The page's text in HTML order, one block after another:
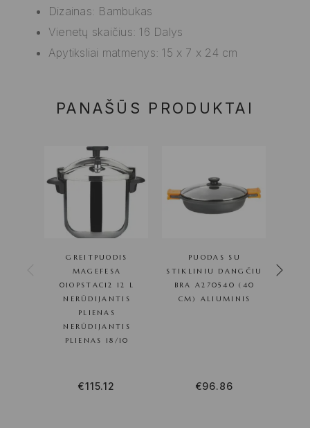
Dizainas: Bambukas
Vienetų skaičius: 16 Dalys
Apytiksliai matmenys: 15 x 7 x 24 cm
PANAŠŪS PRODUKTAI
GREITPUODIS
MAGEFESA
01OPSTAC12 12 L
NERŪDIJANTIS
PLIENAS
NERŪDIJANTIS
PLIENAS 18/10
€115.12
PUODAS SU
STIKLINIU DANGČIU
BRA A270540 (40
CM) ALIUMINIS
€96.86